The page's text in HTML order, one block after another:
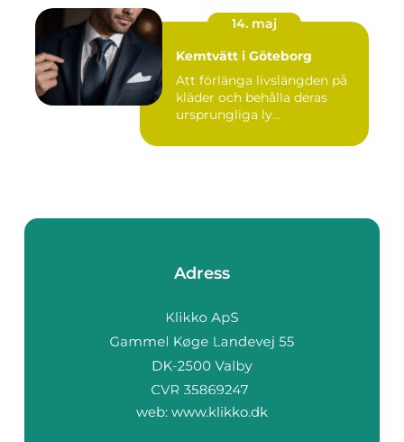
14. maj
Kemtvätt i Göteborg
Att förlänga livslängden på
kläder och behålla deras
ursprungliga ly...
Adress
web: www.klikko.dk